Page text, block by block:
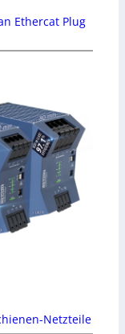
Ethercat Plug
Netzteile